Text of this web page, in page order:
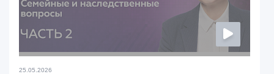
25.05.2026